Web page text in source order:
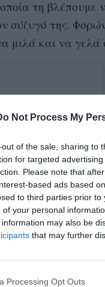
Not Process My
of the sale, sharing to
for targeted
Please note that
based ads based
to third parties prior
your personal
may also be
that may further
Processing Opt Outs
τη βλέπουμε
σύζυγό της.
μιλά και να